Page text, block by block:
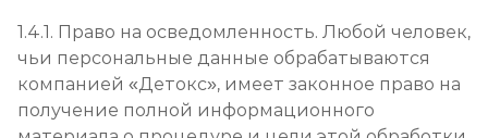
1.4.1. Право на осведомленность. Любой человек,
чьи персональные данные обрабатываются
компанией «Детокс», имеет законное право на
получение полной информационного